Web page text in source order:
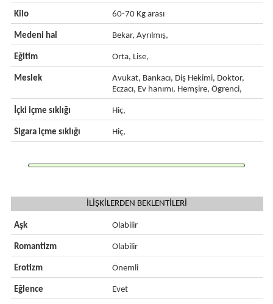
Kilo 60-70 Kg arası
Medeni hal Bekar, Ayrılmış,
Eğitim Orta, Lise,
Meslek
Avukat, Bankacı, Diş Hekimi, Doktor,
Eczacı, Ev hanımı, Hemşire, Ögrenci,
İçki içme sıklığı Hiç,
Sigara içme sıklığı Hiç,
İLİŞKİLERDEN BEKLENTİLERİ
Aşk Olabilir
Romantizm Olabilir
Erotizm Önemli
Eğlence Evet